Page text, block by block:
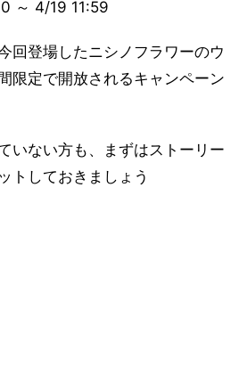
～ 4/19 11:59
回登場したニシノフラワーのウ
限定で開放されるキャンペーン
いない方も、まずはストーリー
トしておきましょう